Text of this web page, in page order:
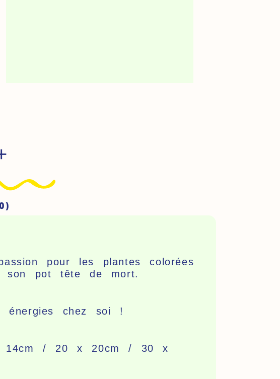
pour les plantes colorées
son pot tête de mort.
énergies chez soi !
14cm / 20 x 20cm / 30 x